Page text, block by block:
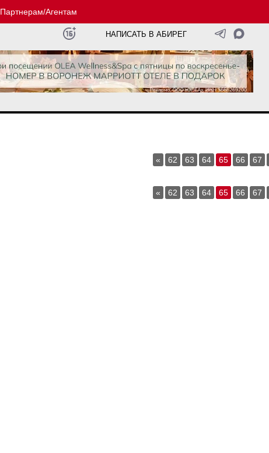
Партнерам/Агентам
НАПИСАТЬ В АБИРЕГ
« 62 63 64 65 66 67
«
62 63 64 65 66 67